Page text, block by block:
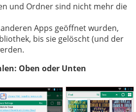
und Ordner sind nicht mehr die
Apps geöffnet wurden,
bis sie gelöscht (und der
Oben oder Unten